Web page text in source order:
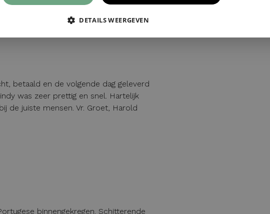
betaald en de volgende dag geleverd
was zeer prettig en snel. Hartelijk
de juiste mensen. Vr. Groet, Harold
binnengekregen. Schitterende
DETAILS WEERGEVEN